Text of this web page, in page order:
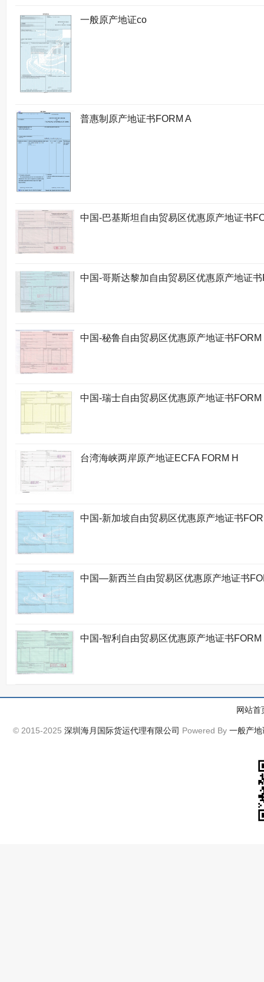
一般原产地证co
普惠制原产地证书FORM A
中国-巴基斯坦自由贸易区优惠原产地证书
中国-哥斯达黎加自由贸易区优惠原产地证
中国-秘鲁自由贸易区优惠原产地证书FORM
中国-瑞士自由贸易区优惠原产地证书FORM
台湾海峡两岸原产地证ECFA FORM H
中国-新加坡自由贸易区优惠原产地证书
中国—新西兰自由贸易区优惠原产地证书
中国-智利自由贸易区优惠原产地证书FORM
网站首
© 2015-2025深圳海月国际货运代理有限公司 Powered By一般产